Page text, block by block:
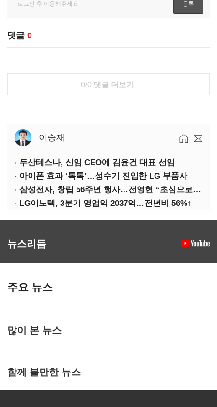
댓글 0
0/0 댓글 더보기
이승재
두산테스나, 신임 CEO에 김윤건 대표 선임
아이폰 효과 ‘톡톡’…성수기 진입한 LG 부품사
삼성전자, 창립 56주년 행사…전영현 “초심으로 경쟁력 회복해야”
LG이노텍, 3분기 영업익 2037억…전년비 56%↑
뉴스리듬
주요 뉴스
많이 본 뉴스
함께 볼만한 뉴스